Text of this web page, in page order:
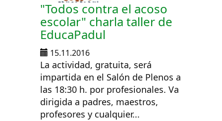
"Todos contra el acoso
escolar" charla taller de
EducaPadul
15.11.2016
La actividad, gratuita, será
impartida en el Salón de Plenos a
las 18:30 h. por profesionales. Va
dirigida a padres, maestros,
profesores y cualquier...